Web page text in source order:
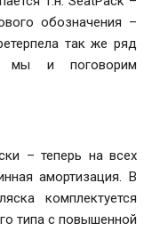
обозначения –
так же ряд
мы и поговорим
– теперь на всех
амортизация. В
комплектуется
типа с повышенной